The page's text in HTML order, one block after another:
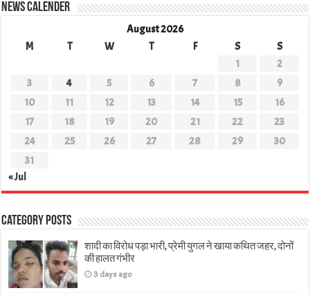
News Calender
August 2026
M
T W T F S
S
1
2
3
4 5 6 7 8
9
10
11 12 13 14 15
16
17
18 19 20 21 22
23
24
25 26 27 28 29
30
31
« Jul
Category Posts
शादी का विरोध पड़ा भारी, प्रेमी युगल ने खाया कथित जहर, दोनों
की हालत गंभीर
3 days ago